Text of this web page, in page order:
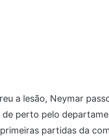
a lesão, Neymar
perto pelo
partidas da